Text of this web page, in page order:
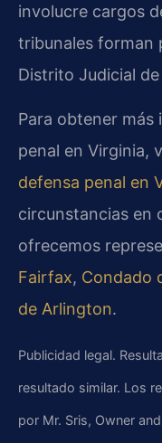
involucre cargos
tribunales forman
Distrito Judicial
Para obtener más
penal en Virginia,
defensa penal en
circunstancias en
ofrecemos
Fairfax, Condado
de Arlington.
Publicidad legal.
resultado similar. Los
por Mr. Sris, Owner